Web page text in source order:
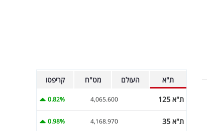
ת"א העולם מט"ח קריפטו
ת"א 125 4,065.600
0.82%
ת"א 35 4,168.970
0.98%